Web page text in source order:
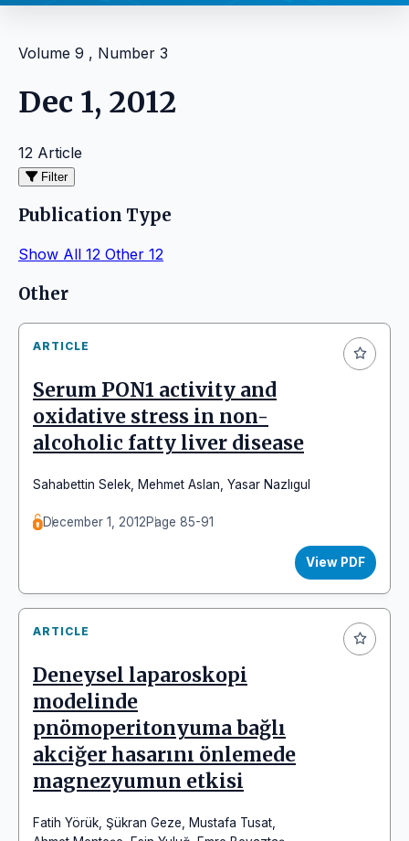
Volume 9 , Number 3
Dec 1, 2012
12 Article
Filter
Publication Type
Show All 12 Other 12
Articles
Other
ARTICLE
Serum PON1 activity and
oxidative stress in non-
alcoholic fatty liver disease
Sahabettin Selek Mehmet Aslan Yasar Nazlıgul
December 1, 2012Page 85-91
View PDF
ARTICLE
Deneysel laparoskopi
modelinde
pnömoperitonyuma bağlı
akciğer hasarını önlemede
magnezyumun etkisi
Fatih Yörük Şükran Geze Mustafa Tusat